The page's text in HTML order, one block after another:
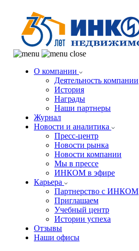
О компании
Деятельность компании
История
Награды
Наши партнеры
Журнал
Новости и аналитика
Пресс-центр
Новости рынка
Новости компании
Мы в прессе
ИНКОМ в эфире
Карьера
Партнерство с ИНКОМ
Приглашаем
Учебный центр
Истории успеха
Отзывы
Наши офисы